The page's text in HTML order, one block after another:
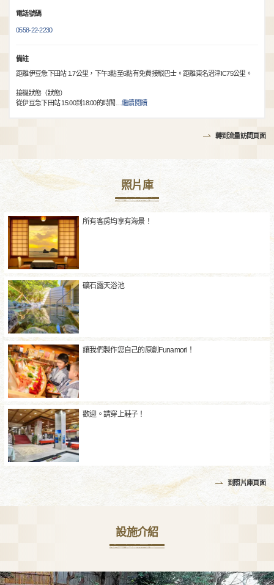
電話號碼
0558-22-2230
備註
距離伊豆急下田站 1.7公里，下午3點至6點有免費接駁巴士。距離東名沼津IC75公里。
接機狀態（狀態）
從伊豆急下田站 15:00到18:00的時間
繼續閱讀
轉到流量訪問頁面
照片庫
所有客房均享有海景！
礦石露天浴池
讓我們製作您自己的原創Funamori！
歡迎。請穿上鞋子！
到照片庫頁面
設施介紹